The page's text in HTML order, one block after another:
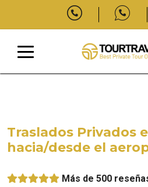
Traslados Privados
hacia/desde el
Más de 500